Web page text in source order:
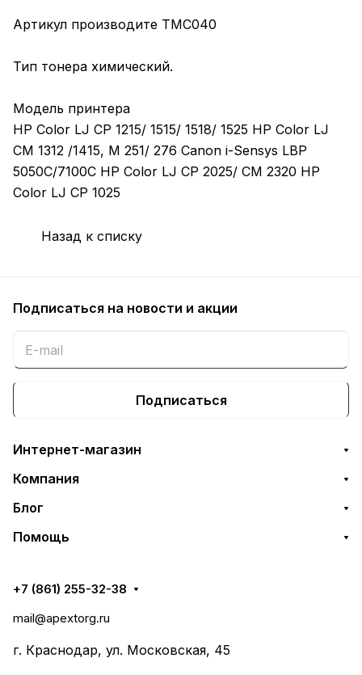
Артикул производите TMC040
Тип тонера химический.
Модель принтера
HP Color LJ CP 1215/ 1515/ 1518/ 1525 HP Color LJ
CM 1312 /1415, M 251/ 276 Canon i-Sensys LBP
5050C/7100C HP Color LJ CP 2025/ CM 2320 HP
Color LJ CP 1025
Назад к списку
Подписаться на новости и акции
Подписаться
Интернет-магазин
Компания
Блог
Помощь
+7 (861) 255-32-38
mail@apextorg.ru
г. Краснодар, ул. Московская, 45